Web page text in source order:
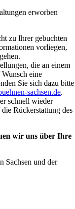
erworben
zu Ihrer gebuchten
vorliegen,
die an einem
eine
Sie sich dazu bitte
sachsen.de.
schnell wieder
Rückerstattung des
wir uns über Ihre
Sachsen und der